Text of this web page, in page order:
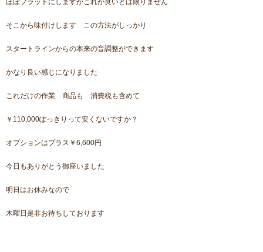
ほぼフラットにしますがこれが良いとは限りません
そこから味付けします この方法がしっかり
スタートラインからの本来の音調整ができます
かなり良い感じになりました
これだけの作業 商品も 消費税も含めて
￥110,000ぽっきりって安くないですか？
オプションはプラス￥6,600円
今日もありがとう御座いました
明日はお休みなので
木曜日是非お待ちしております